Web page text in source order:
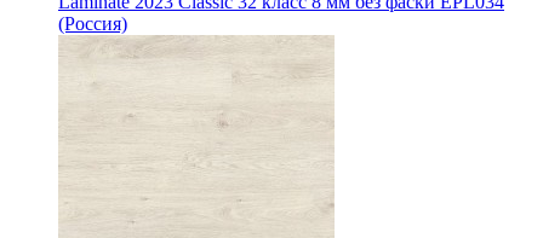
(Россия)